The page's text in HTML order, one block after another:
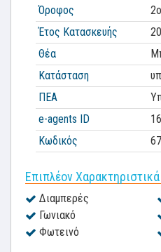
Όροφος
Έτος Κατασκευής
Θέα
Κατάσταση
ΠΕΑ
e-agents ID
Κωδικός
Επιπλέον Χαρακτηριστικά
Διαμπερές
Γωνιακό
Φωτεινό